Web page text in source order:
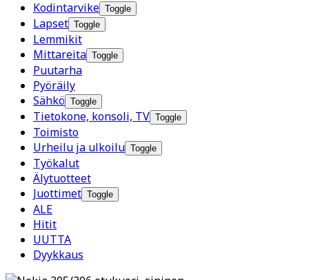
Kodintarvike Toggle
Lapset Toggle
Lemmikit
Mittareita Toggle
Puutarha
Pyöräily
Sähkö Toggle
Tietokone, konsoli, TV Toggle
Toimisto
Urheilu ja ulkoilu Toggle
Työkalut
Älytuotteet
Juottimet Toggle
ALE
Hitit
UUTTA
Dyykkaus